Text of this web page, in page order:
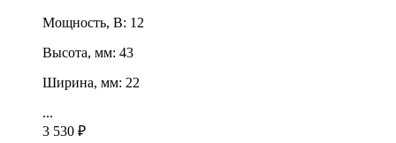
Мощность, В: 12
Высота, мм: 43
Ширина, мм: 22
...
3 530 ₽